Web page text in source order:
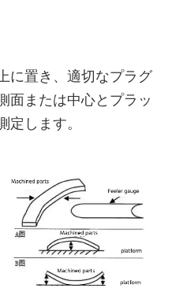
に置き、適切なプラグ
面または中心とプラッ
します。